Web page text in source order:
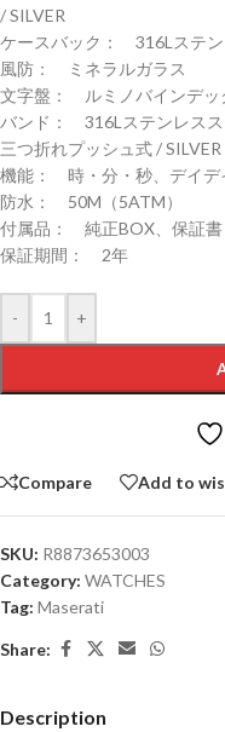
/ SILVER
ケースバック： 316Lステン
風防： ミネラルガラス
文字盤： ルミノバインデッ
バンド： 316Lステンレスス
三つ折れプッシュ式 / SILVER
機能： 時・分・秒、デイデ
防水： 50M（5ATM）
付属品： 純正BOX、保証書
保証期間： 2年
- +
Compare Add to
SKU: R8873653003
Category: WATCHES
Tag: Maserati
Share:
Description